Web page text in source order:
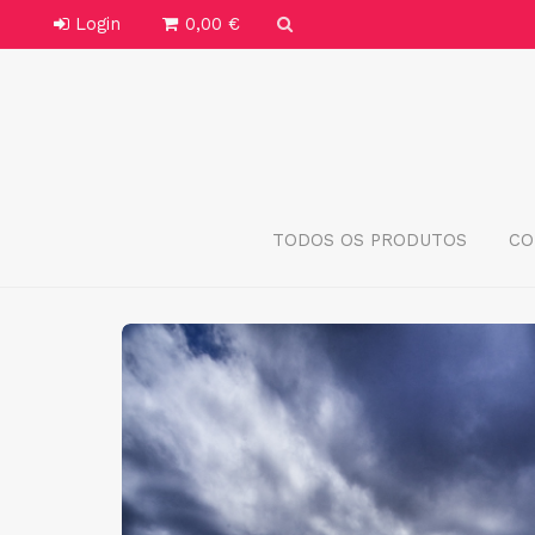
Login 0,00 €
TODOS OS PRODUTOS